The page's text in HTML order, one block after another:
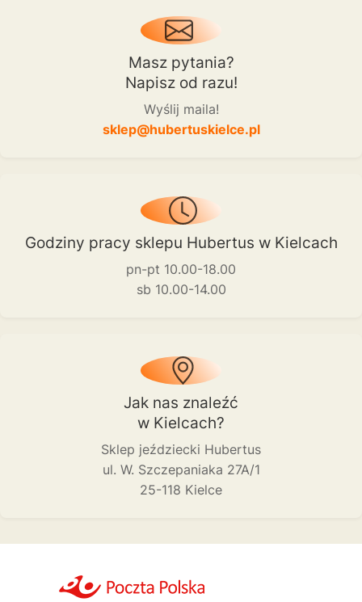
Masz pytania?
Napisz od razu!
Wyślij maila!
sklep@hubertuskielce.pl
Godziny pracy sklepu Hubertus w Kielcach
pn-pt 10.00-18.00
sb 10.00-14.00
Jak nas znaleźć
w Kielcach?
Sklep jeździecki Hubertus
ul. W. Szczepaniaka 27A/1
25-118 Kielce